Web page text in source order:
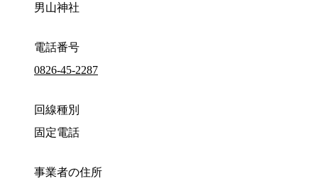
男山神社
電話番号
0826-45-2287
回線種別
固定電話
事業者の住所